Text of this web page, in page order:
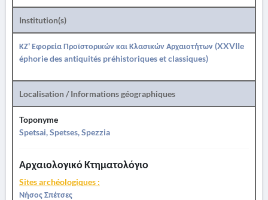
Institution(s)
ΚΖ' Εφορεία Προϊστορικών και Κλασικών Αρχαιοτήτων (XXVIIe
éphorie des antiquités préhistoriques et classiques)
Localisation / Informations géographiques
Toponyme
Spetsai, Spetses, Spezzia
Αρχαιολογικό Κτηματολόγιο
Sites archéologiques :
Νήσος Σπέτσες